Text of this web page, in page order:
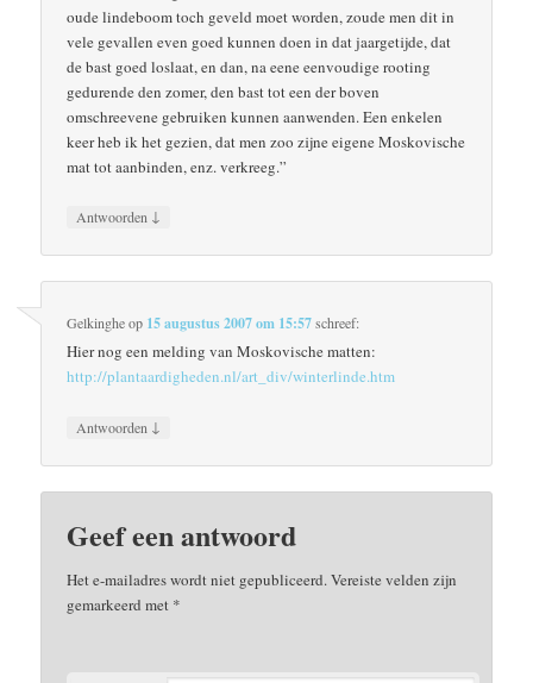
oude lindeboom toch geveld moet worden, zoude men dit in
vele gevallen even goed kunnen doen in dat jaargetijde, dat
de bast goed loslaat, en dan, na eene eenvoudige rooting
gedurende den zomer, den bast tot een der boven
omschreevene gebruiken kunnen aanwenden. Een enkelen
keer heb ik het gezien, dat men zoo zijne eigene Moskovische
mat tot aanbinden, enz. verkreeg.”
Antwoorden ↓
Gelkingheop 15 augustus 2007 om 15:57schreef:
Hier nog een melding van Moskovische matten:
http://plantaardigheden.nl/art_div/winterlinde.htm
Antwoorden ↓
Geef een antwoord
Het e-mailadres wordt niet gepubliceerd.Vereiste velden zijn
gemarkeerd met *